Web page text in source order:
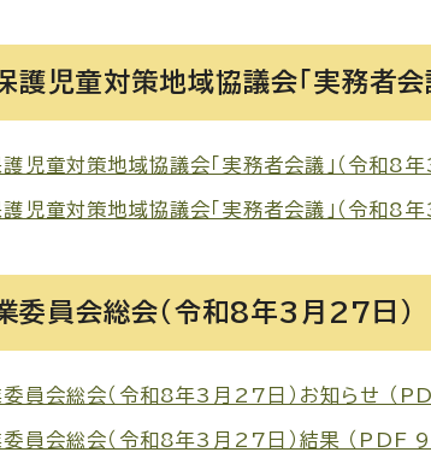
護児童対策地域協議会「実務者会
児童対策地域協議会「実務者会議」（令和
児童対策地域協議会「実務者会議」（令和
委員会総会（令和8年3月27日）
員会総会（令和8年3月27日）お知らせ （
員会総会（令和8年3月27日）結果 （PDF